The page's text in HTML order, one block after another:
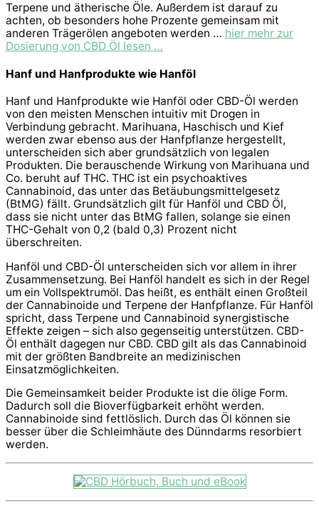
Terpene und ätherische Öle. Außerdem ist darauf zu
achten, ob besonders hohe Prozente gemeinsam mit
anderen Trägerölen angeboten werden … hier mehr zur
Dosierung von CBD Öl lesen …
Hanf und Hanfprodukte wie Hanföl
Hanf und Hanfprodukte wie Hanföl oder CBD-Öl werden
von den meisten Menschen intuitiv mit Drogen in
Verbindung gebracht. Marihuana, Haschisch und Kief
werden zwar ebenso aus der Hanfpflanze hergestellt,
unterscheiden sich aber grundsätzlich von legalen
Produkten. Die berauschende Wirkung von Marihuana und
Co. beruht auf THC. THC ist ein psychoaktives
Cannabinoid, das unter das Betäubungsmittelgesetz
(BtMG) fällt. Grundsätzlich gilt für Hanföl und CBD Öl,
dass sie nicht unter das BtMG fallen, solange sie einen
THC-Gehalt von 0,2 (bald 0,3) Prozent nicht
überschreiten.
Hanföl und CBD-Öl unterscheiden sich vor allem in ihrer
Zusammensetzung. Bei Hanföl handelt es sich in der Regel
um ein Vollspektrumöl. Das heißt, es enthält einen Großteil
der Cannabinoide und Terpene der Hanfpflanze. Für Hanföl
spricht, dass Terpene und Cannabinoid synergistische
Effekte zeigen – sich also gegenseitig unterstützen. CBD-
Öl enthält dagegen nur CBD. CBD gilt als das Cannabinoid
mit der größten Bandbreite an medizinischen
Einsatzmöglichkeiten.
Die Gemeinsamkeit beider Produkte ist die ölige Form.
Dadurch soll die Bioverfügbarkeit erhöht werden.
Cannabinoide sind fettlöslich. Durch das Öl können sie
besser über die Schleimhäute des Dünndarms resorbiert
werden.